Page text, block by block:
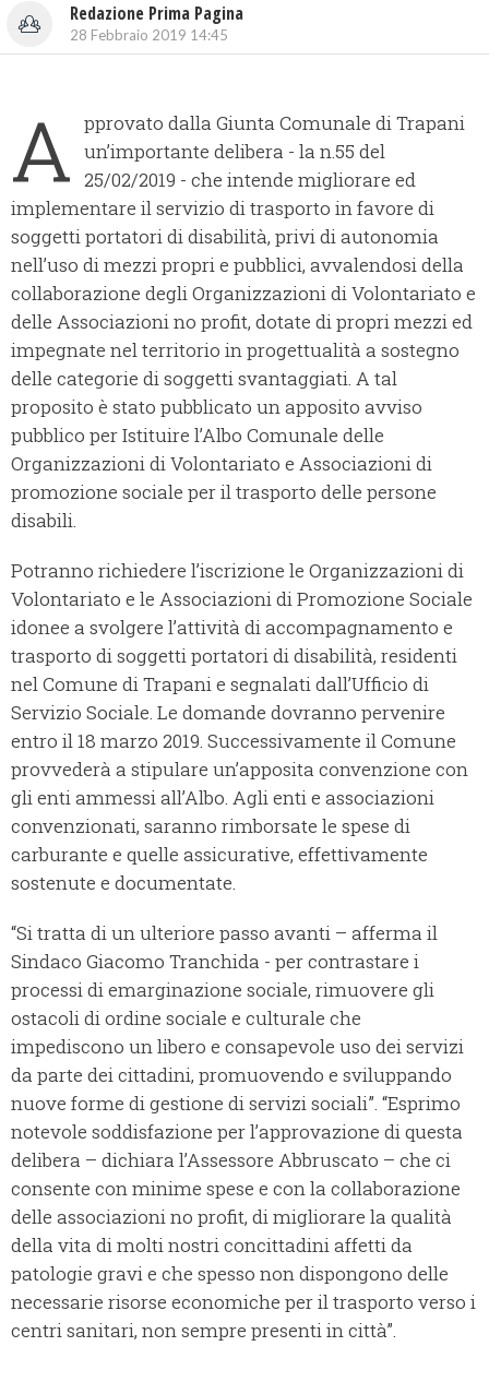
Redazione Prima Pagina
28 Febbraio 2019 14:45
A pprovato dalla Giunta Comunale di Trapani
un’importante delibera - la n.55 del
25/02/2019 - che intende migliorare ed
implementare il servizio di trasporto in favore di
soggetti portatori di disabilità, privi di autonomia
nell’uso di mezzi propri e pubblici, avvalendosi della
collaborazione degli Organizzazioni di Volontariato e
delle Associazioni no profit, dotate di propri mezzi ed
impegnate nel territorio in progettualità a sostegno
delle categorie di soggetti svantaggiati. A tal
proposito è stato pubblicato un apposito avviso
pubblico per Istituire l’Albo Comunale delle
Organizzazioni di Volontariato e Associazioni di
promozione sociale per il trasporto delle persone
disabili.
Potranno richiedere l’iscrizione le Organizzazioni di
Volontariato e le Associazioni di Promozione Sociale
idonee a svolgere l’attività di accompagnamento e
trasporto di soggetti portatori di disabilità, residenti
nel Comune di Trapani e segnalati dall’Ufficio di
Servizio Sociale. Le domande dovranno pervenire
entro il 18 marzo 2019. Successivamente il Comune
provvederà a stipulare un’apposita convenzione con
gli enti ammessi all’Albo. Agli enti e associazioni
convenzionati, saranno rimborsate le spese di
carburante e quelle assicurative, effettivamente
sostenute e documentate.
“Si tratta di un ulteriore passo avanti – afferma il
Sindaco Giacomo Tranchida - per contrastare i
processi di emarginazione sociale, rimuovere gli
ostacoli di ordine sociale e culturale che
impediscono un libero e consapevole uso dei servizi
da parte dei cittadini, promuovendo e sviluppando
nuove forme di gestione di servizi sociali”. “Esprimo
notevole soddisfazione per l’approvazione di questa
delibera – dichiara l’Assessore Abbruscato – che ci
consente con minime spese e con la collaborazione
delle associazioni no profit, di migliorare la qualità
della vita di molti nostri concittadini affetti da
patologie gravi e che spesso non dispongono delle
necessarie risorse economiche per il trasporto verso i
centri sanitari, non sempre presenti in città”.